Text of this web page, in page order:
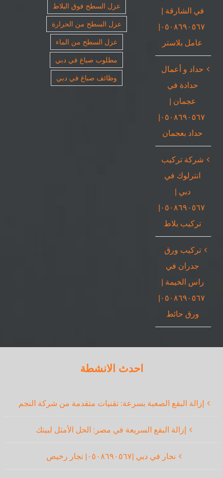
في الشارقة |
٠٥٠٨٦٩٠٥٦٧|
عامل بلاستر
حداد و أعمال
حدادة في
عجمان |
٠٥٠٨٦٩٠٥٦٧|
حداد بعجمان
شركة تركيب
انترلوك في
دبي |
٠٥٠٨٦٩٠٥٦٧|
تركيب بلاط
تركيب ورق
جدران في
راس الخيمة |
٠٥٠٨٦٩٠٥٦٧|
ورق حائط
عزل السطح فوق البلاط
عزل السطح من الحرارة
عزل السطح من الماء
مطلوب صباغ في دبي
وظائف صباغ في دبي
احدث الانشطة
إزالة البقع الصعبة بسرعة: تقنيات متقدمة من شركة النجم
إزالة البقع السريعة في مصر: الحل الأمثل لبيتك
نجار في دبي |٠٥٠٨٦٩٠٥٦٧| نجار رخيص